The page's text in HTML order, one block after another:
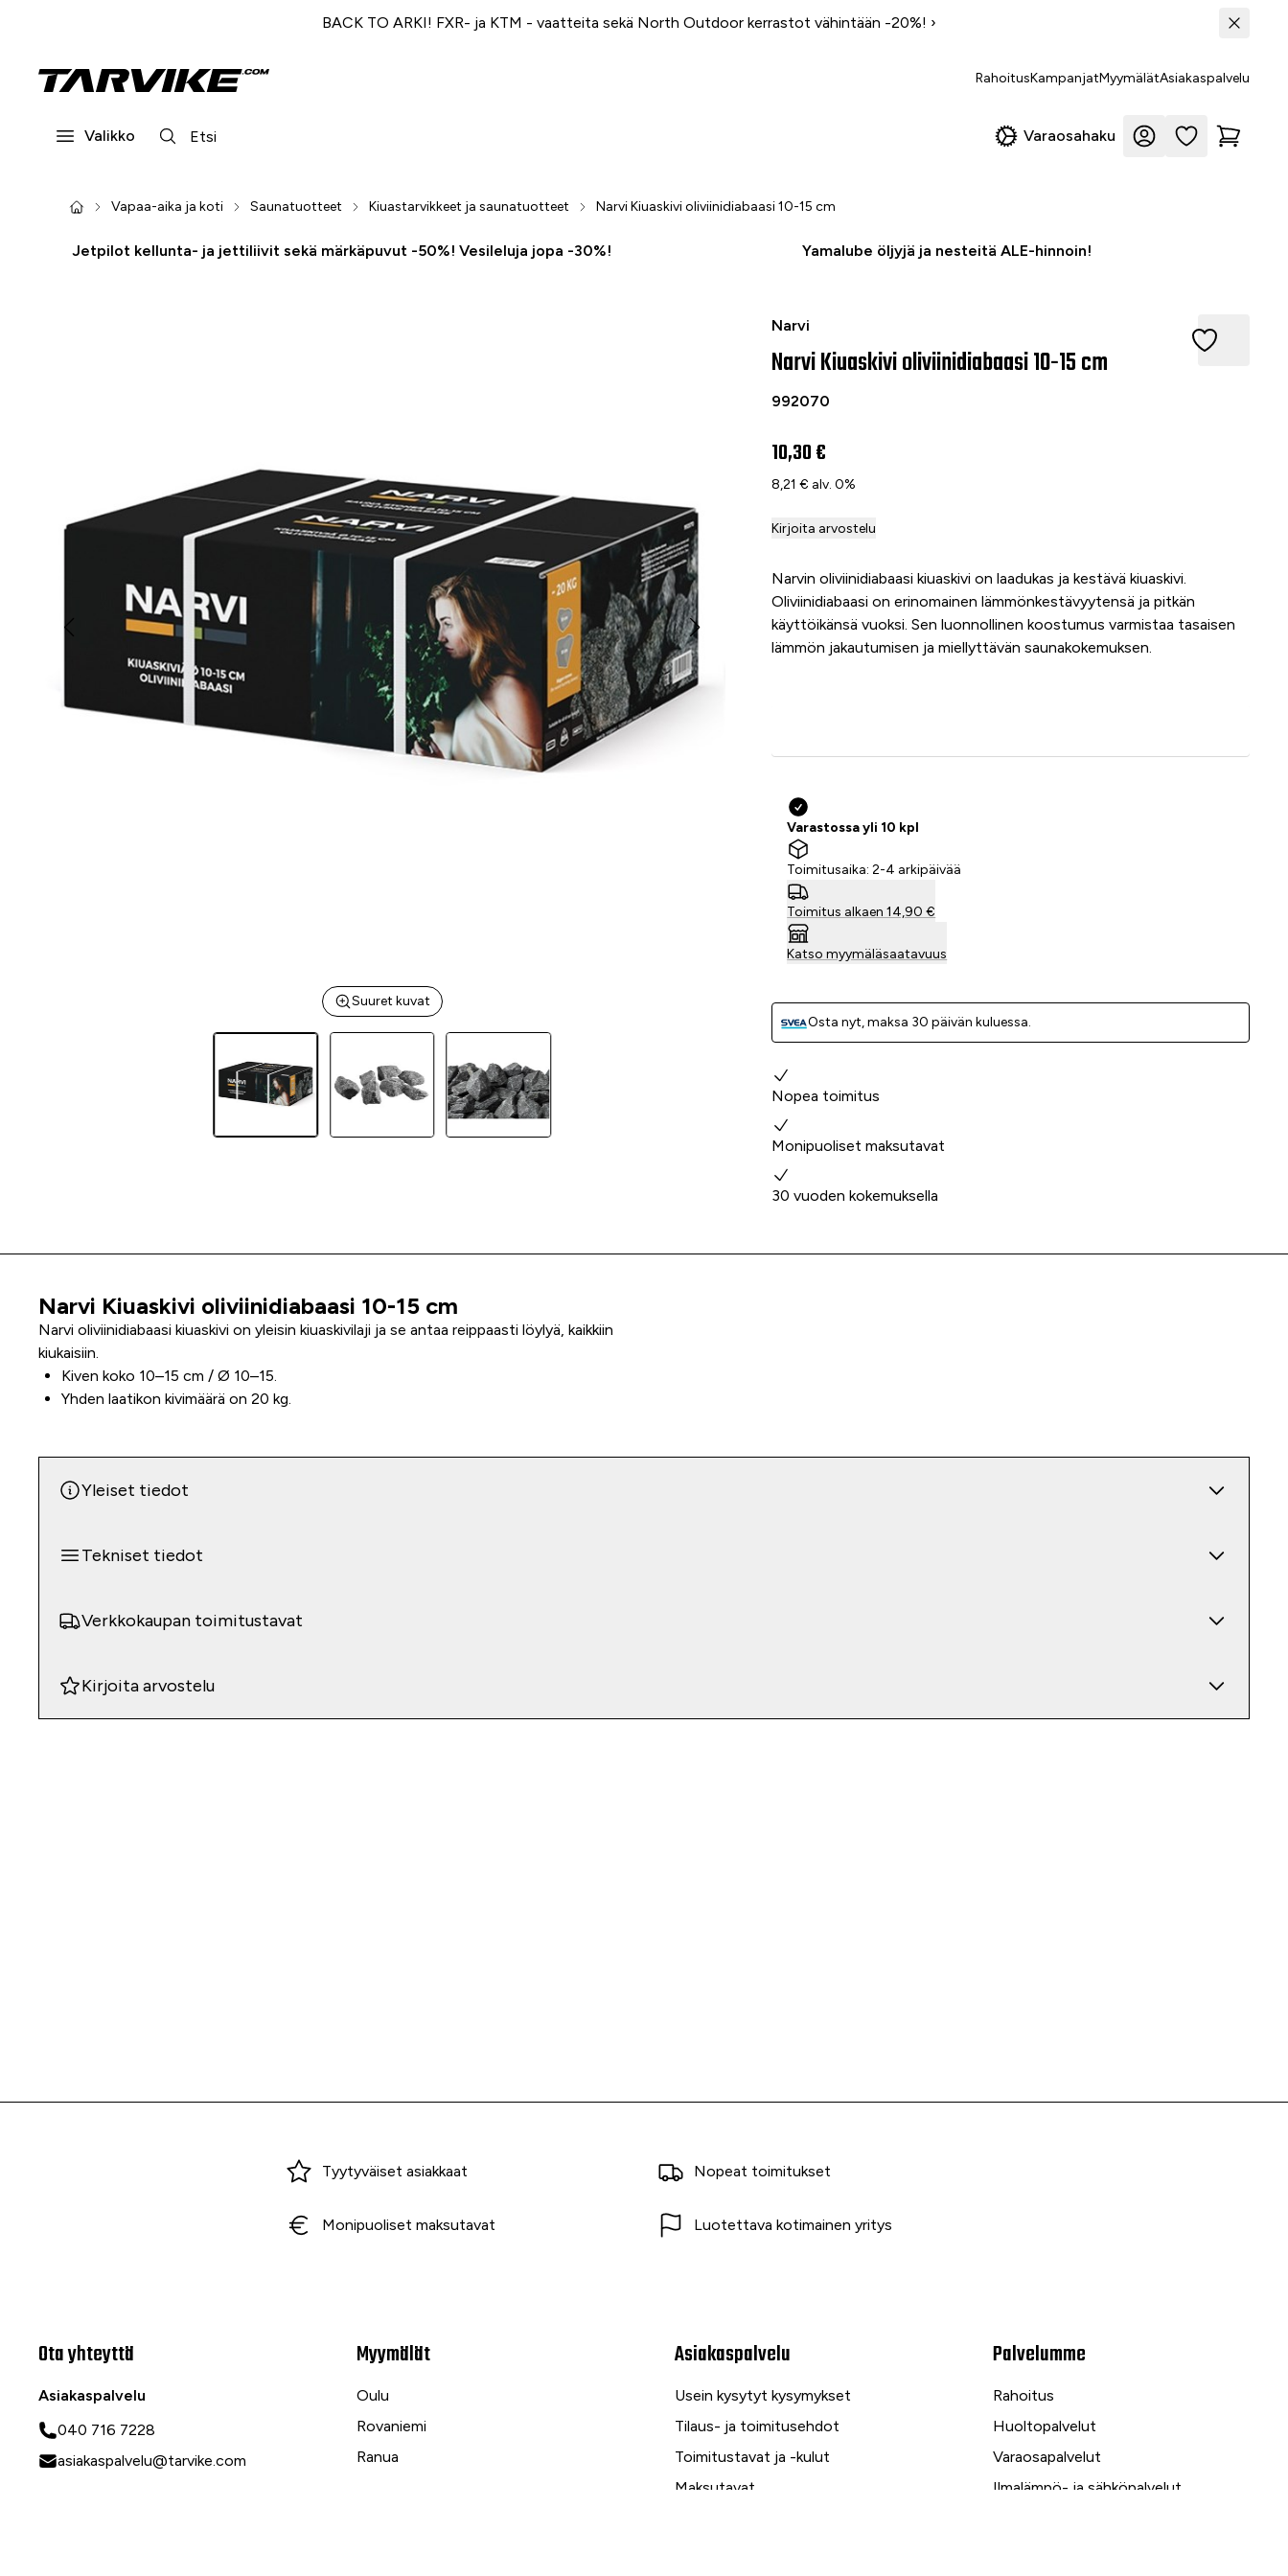
BACK TO ARKI! FXR- ja KTM - vaatteita sekä North Outdoor kerrastot vähintään -20%! ›
RahoitusKampanjatMyymälätAsiakaspalvelu
Valikko Varaosahaku
Vapaa-aika ja koti Saunatuotteet Kiuastarvikkeet ja saunatuotteet Narvi Kiuaskivi oliviinidiabaasi 10-15 cm
Jetpilot kellunta- ja jettiliivit sekä märkäpuvut -50%! Vesileluja jopa -30%! Yamalube öljyjä ja nesteitä ALE-hinnoin!
Suuret kuvat
Narvi
Narvi Kiuaskivi oliviinidiabaasi 10-15 cm
Narvi Kiuaskivi oliviinidiabaasi 10-15 cm
992070
10,30 €
8,21 € alv. 0%
Kirjoita arvostelu
Narvin oliviinidiabaasi kiuaskivi on laadukas ja kestävä kiuaskivi.
Oliviinidiabaasi on erinomainen lämmönkestävyytensä ja pitkän
käyttöikänsä vuoksi. Sen luonnollinen koostumus varmistaa tasaisen
lämmön jakautumisen ja miellyttävän saunakokemuksen.
Varastossa yli 10 kpl
Toimitusaika: 2-4 arkipäivää
Toimitus alkaen 14,90 €
Katso myymäläsaatavuus
Osta nyt, ­maksa 30 päivän kuluessa.
Miksi valita meidät?
Nopea toimitus
Monipuoliset maksutavat
30 vuoden kokemuksella
Tuoteinfo
Narvi Kiuaskivi oliviinidiabaasi 10-15 cm
Narvi oliviinidiabaasi kiuaskivi on yleisin kiuaskivilaji ja se antaa reippaasti löylyä, kaikkiin
kiukaisiin.
Kiven koko 10–15 cm / Ø 10–15.
Yhden laatikon kivimäärä on 20 kg.
Yleiset tiedot
Tekniset tiedot
Verkkokaupan toimitustavat
Kirjoita arvostelu
Tyytyväiset asiakkaat Nopeat toimitukset
Monipuoliset maksutavat Luotettava kotimainen yritys
Ota yhteyttä
Asiakaspalvelu
040 716 7228
asiakaspalvelu@tarvike.com
Myymälät
Oulu
Rovaniemi
Ranua
Asiakaspalvelu
Usein kysytyt kysymykset
Tilaus- ja toimitusehdot
Toimitustavat ja -kulut
Maksutavat
Palvelumme
Rahoitus
Huoltopalvelut
Varaosapalvelut
Ilmalämpö- ja sähköpalvelut